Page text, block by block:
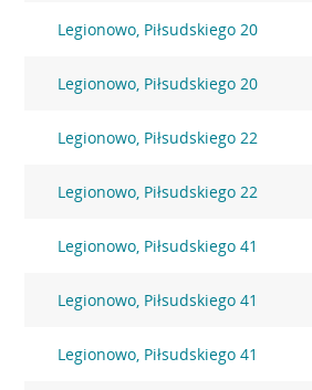
Legionowo, Piłsudskiego 20
Legionowo, Piłsudskiego 20
Legionowo, Piłsudskiego 22
Legionowo, Piłsudskiego 22
Legionowo, Piłsudskiego 41
Legionowo, Piłsudskiego 41
Legionowo, Piłsudskiego 41